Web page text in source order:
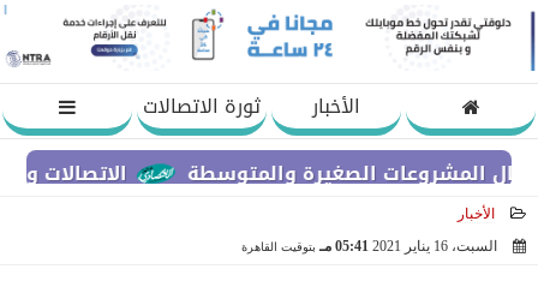
الأخبار
ثورة الاتصالات
الاتصالات والتعليم
الأخبار
السبت، 16 يناير 2021
05:41 مـ بتوقيت القاهرة